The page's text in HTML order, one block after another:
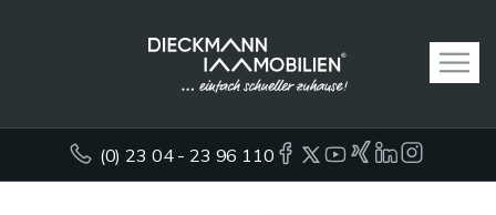
(0) 23 04 - 23 96 110